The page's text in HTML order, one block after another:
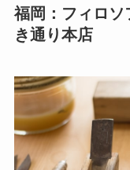
福岡：フィロ
き通り本店